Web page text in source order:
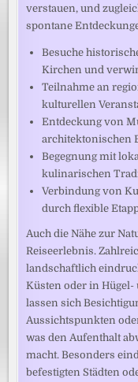
verstauen, und
spontane
Besuche
Kirchen und
Teilnahme an
kulturellen
Entdeckung von
architektonischen
Begegnung mit
kulinarischen
Verbindung von
durch flexible
Auch die Nähe zur
Reiseerlebnis.
landschaftlich
Küsten oder in
lassen sich
Aussichtspunkten
was den Aufenthalt
macht. Besonders
befestigten Städten